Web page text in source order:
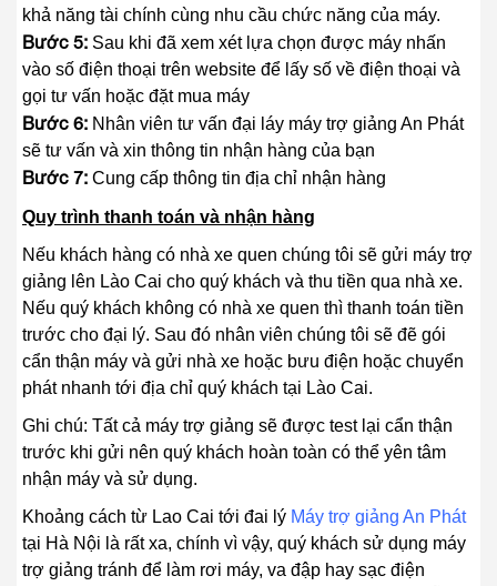
khả năng tài chính cùng nhu cầu chức năng của máy.
Bước 5: Sau khi đã xem xét lựa chọn được máy nhấn
vào số điện thoại trên website để lấy số về điện thoại và
gọi tư vấn hoặc đặt mua máy
Bước 6: Nhân viên tư vấn đại láy máy trợ giảng An Phát
sẽ tư vấn và xin thông tin nhận hàng của bạn
Bước 7: Cung cấp thông tin địa chỉ nhận hàng
Quy trình thanh toán và nhận hàng
Nếu khách hàng có nhà xe quen chúng tôi sẽ gửi máy trợ
giảng lên Lào Cai cho quý khách và thu tiền qua nhà xe.
Nếu quý khách không có nhà xe quen thì thanh toán tiền
trước cho đại lý. Sau đó nhân viên chúng tôi sẽ đẽ gói
cẩn thận máy và gửi nhà xe hoặc bưu điện hoặc chuyển
phát nhanh tới địa chỉ quý khách tại Lào Cai.
Ghi chú: Tất cả máy trợ giảng sẽ được test lại cẩn thận
trước khi gửi nên quý khách hoàn toàn có thể yên tâm
nhận máy và sử dụng.
Khoảng cách từ Lao Cai tới đai lý Máy trợ giảng An Phát
tại Hà Nội là rất xa, chính vì vậy, quý khách sử dụng máy
trợ giảng tránh để làm rơi máy, va đập hay sạc điện